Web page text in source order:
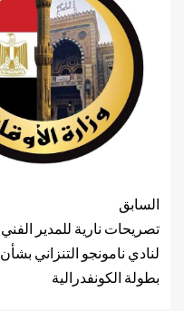
السابق
تصريحات نارية للمدير الفني
لنادي نامونجو التنزاني بشأن
بطولة الكونفدرالية